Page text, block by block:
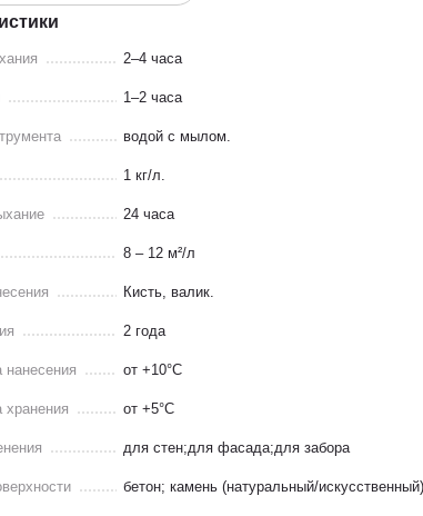
2–4 часа
1–2 часа
водой с мылом.
1 кг/л.
24 часа
8 – 12 м²/л
Кисть, валик.
2 года
нанесения от +10°С
хранения от +5°С
для стен;для фасада;для забора
бетон; камень (натуральный/